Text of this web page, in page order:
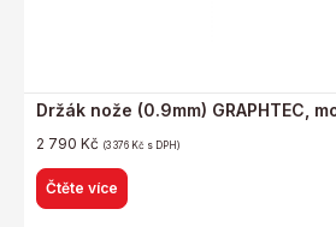
Držák nože (0.9mm) GRAPHTEC,
2 790 Kč (3 376 Kč s DPH)
Čtěte více